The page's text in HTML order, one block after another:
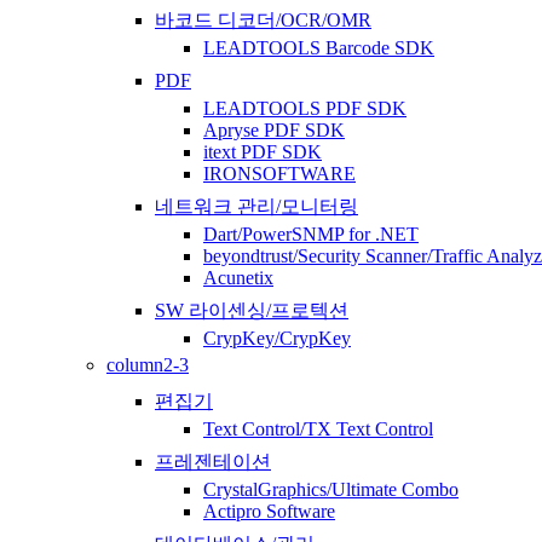
바코드 디코더/OCR/OMR
LEADTOOLS Barcode SDK
PDF
LEADTOOLS PDF SDK
Apryse PDF SDK
itext PDF SDK
IRONSOFTWARE
네트워크 관리/모니터링
Dart/PowerSNMP for .NET
beyondtrust/Security Scanner/Traffic
Acunetix
SW 라이센싱/프로텍션
CrypKey/CrypKey
column2-3
편집기
Text Control/TX Text Control
프레젠테이션
CrystalGraphics/Ultimate Combo
Actipro Software